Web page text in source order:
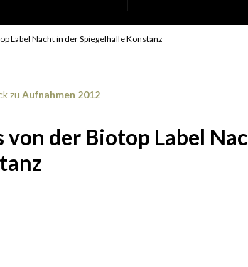
Label Nacht in der Spiegelhalle Konstanz
zu Aufnahmen 2012
von der Biotop Label